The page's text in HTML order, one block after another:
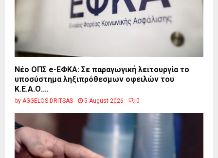
Νέο ΟΠΣ e-ΕΦΚΑ: Σε παραγωγική λειτουργία το
υποσύστημα ληξιπρόθεσμων οφειλών του
Κ.Ε.Α.Ο....
by AGGELOS DRITSAS 5 August 2026 0